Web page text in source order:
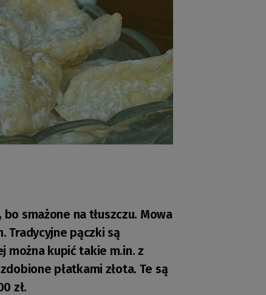
smażone na tłuszczu. Mowa
Tradycyjne pączki są
można kupić takie m.in. z
płatkami złota. Te są
zł.